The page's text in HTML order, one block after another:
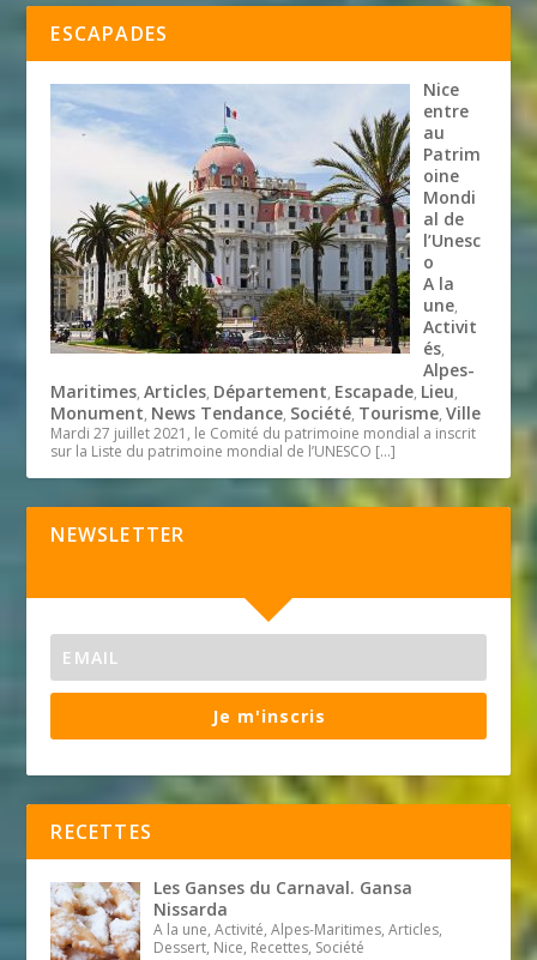
ESCAPADES
Nice
entre
au
Patrim
oine
Mondi
al de
l’Unesc
o
A la
une,
Activit
és,
Alpes-
Maritimes,Articles, Département, Escapade, Lieu,
Monument, News Tendance, Société, Tourisme,Ville
Mardi 27 juillet 2021, le Comité du patrimoine mondial a inscrit
sur la Liste du patrimoine mondial de l’UNESCO […]
NEWSLETTER
Je m'inscris
RECETTES
Les Ganses du Carnaval. Gansa
Nissarda
A la une, Activité, Alpes-Maritimes, Articles,
Dessert, Nice, Recettes, Société